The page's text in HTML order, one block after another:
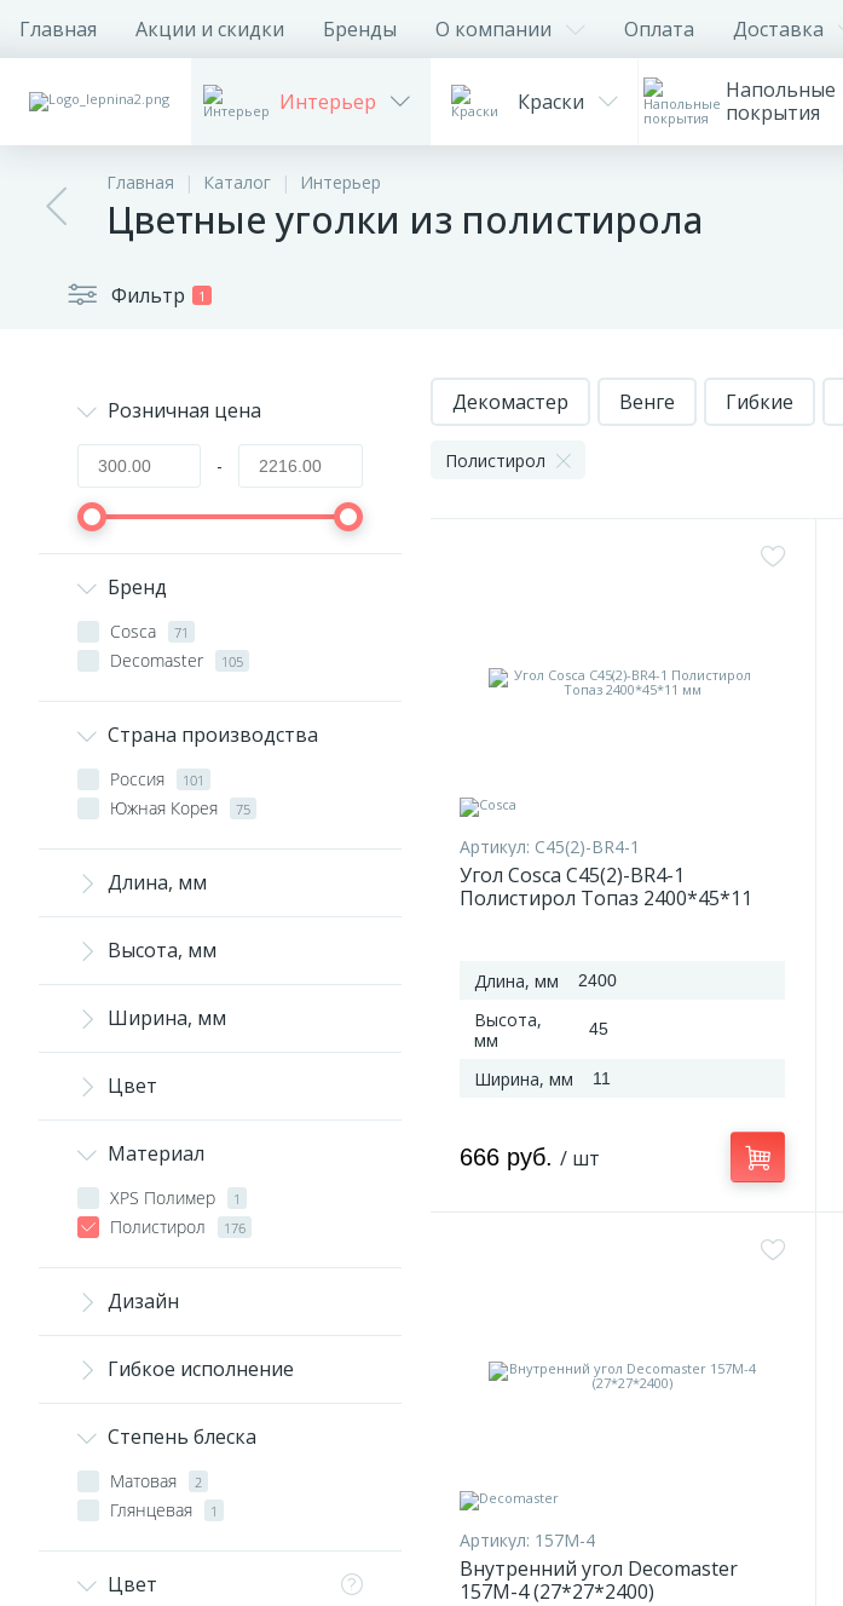
Главная Акции и скидки Бренды О компании Оплата Доставка
Интерьер Краски
Напольные
покрытия
Главная Каталог Интерьер
Цветные уголки из полистирола
Фильтр 1
Розничная цена
-
Бренд
Cosca 71
Decomaster 105
Страна производства
Россия 101
Южная Корея 75
Длина, мм
Высота, мм
Ширина, мм
Цвет
Материал
XPS Полимер 1
Полистирол 176
Дизайн
Гибкое исполнение
Степень блеска
Матовая 2
Глянцевая 1
Цвет
Декомастер Венге Гибкие
Полистирол
Артикул: C45(2)-BR4-1
Угол Cosca C45(2)-BR4-1
Полистирол Топаз 2400*45*11
Длина, мм 2400
Высота,
мм
45
Ширина, мм 11
666 руб. / шт
Артикул: 157M-4
Внутренний угол Decomaster
157M-4 (27*27*2400)